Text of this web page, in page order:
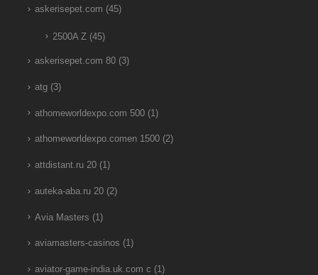
askerisepet.com (45)
2500A Z (45)
askerisepet.com 80(3)
atg(3)
athomeworldexpo.com 500(1)
athomeworldexpo.comen 1500(2)
attdistant.ru 20(1)
auteka-aba.ru 20(2)
Avia Masters (1)
aviamasters-casinos (1)
aviator-game-india.uk.com c (1)